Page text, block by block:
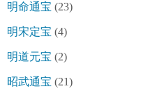
明命通宝 (23)
明宋定宝 (4)
明道元宝 (2)
昭武通宝 (21)